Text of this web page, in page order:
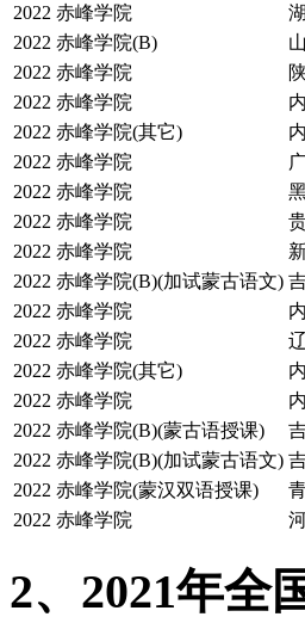
2022 赤峰学院
2022 赤峰学院(B)
2022 赤峰学院
2022 赤峰学院
2022 赤峰学院(其它)
2022 赤峰学院
2022 赤峰学院
2022 赤峰学院
2022 赤峰学院
2022 赤峰学院(B)(加试蒙古语文)
2022 赤峰学院
2022 赤峰学院
2022 赤峰学院(其它)
2022 赤峰学院
2022 赤峰学院(B)(蒙古语授课)
2022 赤峰学院(B)(加试蒙古语文)
2022 赤峰学院(蒙汉双语授课)
2022 赤峰学院
2、2021年全